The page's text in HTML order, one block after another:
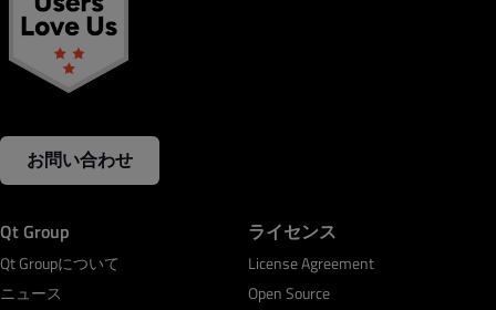
お問い合わせ
Qt Group
Qt Groupについて
ニュース
ライセンス
License Agreement
Open Source